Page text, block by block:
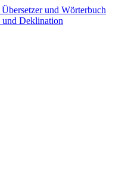
und Deklination